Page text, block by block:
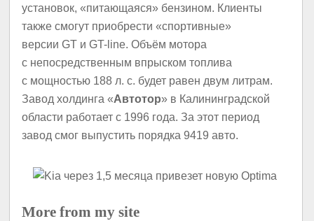
установок, «питающаяся» бензином. Клиенты
также смогут приобрести «спортивные»
версии GT и GT-line. Объём мотора
с непосредственным впрыском топлива
с мощностью 188 л. с. будет равен двум литрам.
Завод холдинга «Автотор» в Калининградской
области работает с 1996 года. За этот период
завод смог выпустить порядка 9419 авто.
More from my site